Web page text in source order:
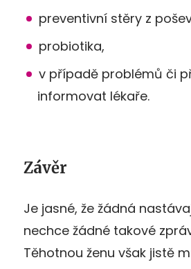
preventivní stěry z
probiotika,
v případě problémů či
informovat lékaře.
Závěr
Je jasné, že žádná
nechce žádné takové
Těhotnou ženu však jistě